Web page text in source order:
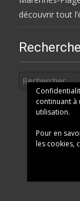
découvrir tout
continuant à
utilisation.
Pour en
les cookies,